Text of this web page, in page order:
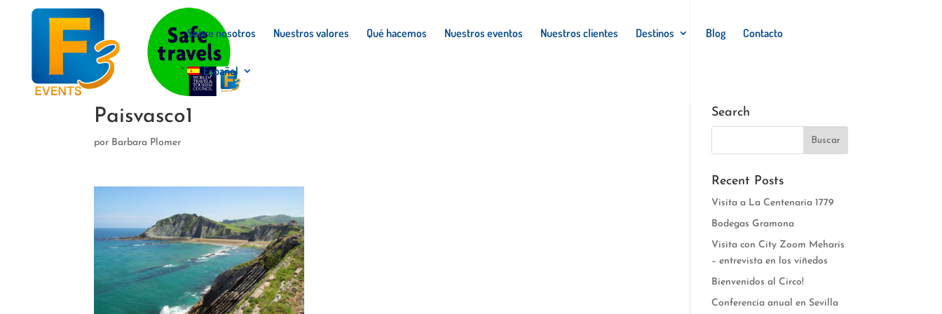
Sobre nosotros Nuestros valores Qué hacemos Nuestros eventos Nuestros clientes Destinos Blog Contacto
Español
Paisvasco1
por Barbara Plomer
Search
Recent Posts
Visita a La Centenaria 1779
Bodegas Gramona
Visita con City Zoom Meharis
– entrevista en los viñedos
Bienvenidos al Circo!
Conferencia anual en Sevilla